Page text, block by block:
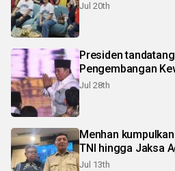
Jul 20th
Presiden
Pengembangan
Jul 28th
Menhan
TNI hingga Jaksa
Jul 13th